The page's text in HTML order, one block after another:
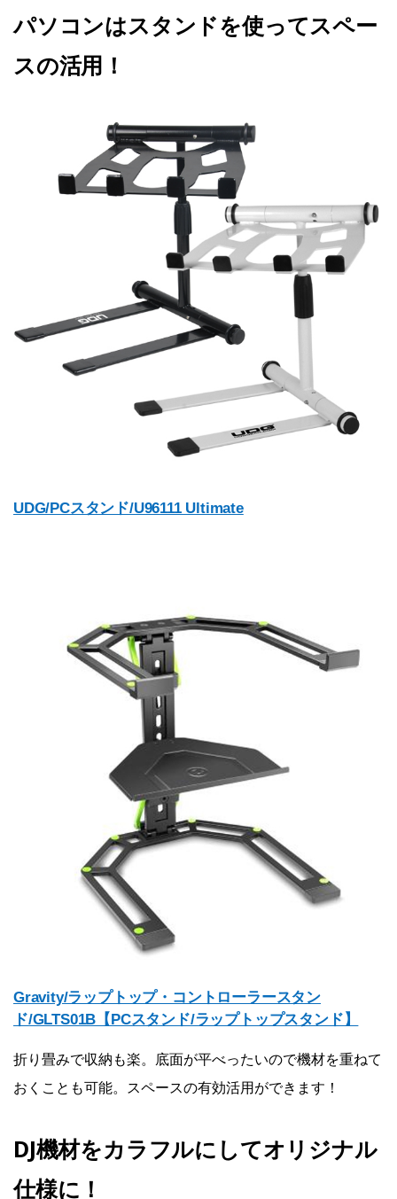
パソコンはスタンドを使ってスペー
スの活用！
UDG/PCスタンド/U96111 Ultimate
Gravity/ラップトップ・コントローラースタン
ド/GLTS01B【PCスタンド/ラップトップスタンド】
折り畳みで収納も楽。底面が平べったいので機材を重ねて
おくことも可能。スペースの有効活用ができます！
DJ機材をカラフルにしてオリジナル
仕様に！